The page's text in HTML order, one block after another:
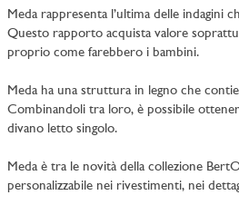
Meda rappresenta l’ultima delle indagini
Questo rapporto acquista valore
proprio come farebbero i bambini.
Meda ha una struttura in legno che
Combinandoli tra loro, è possibile
divano letto singolo.
Meda è tra le novità della collezione
personalizzabile nei rivestimenti, nei